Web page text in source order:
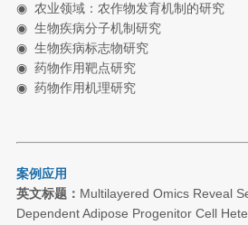
◉ 农业领域：农作物发育机制的研究
◉ 生物疾病分子机制研究
◉ 生物疾病标志物研究
◉ 药物作用靶点研究
◉ 药物作用机理研究
案例应用
英文标题： Multilayered Omics Reveal
Dependent Adipose Progenitor Cell